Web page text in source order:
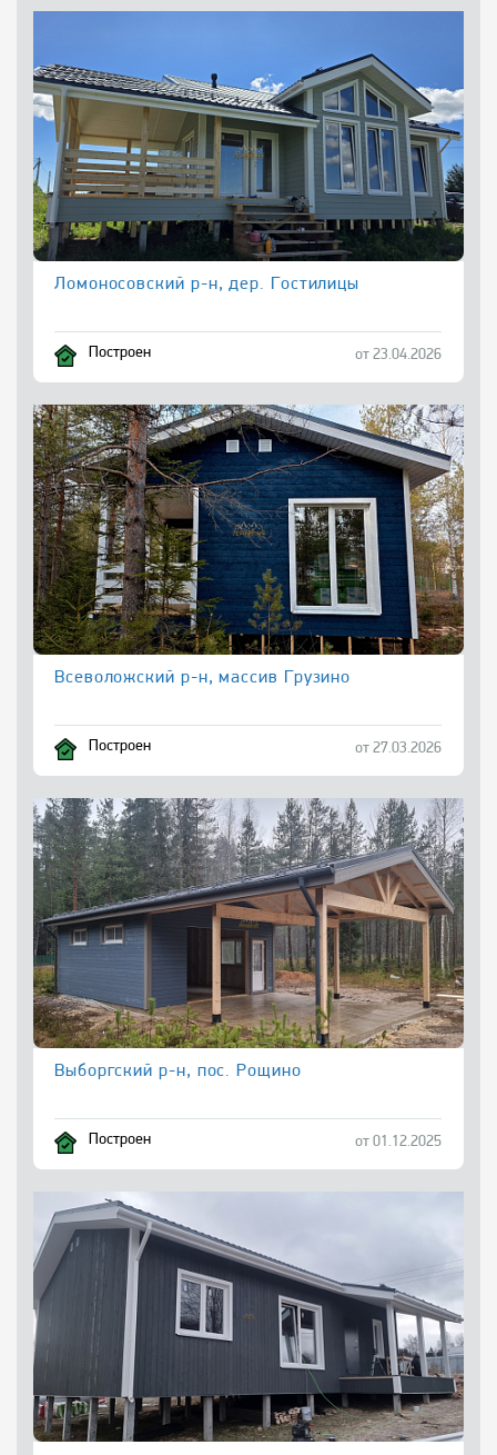
Ломоносовский р-н, дер. Гостилицы
Построен от 23.04.2026
Всеволожский р-н, массив Грузино
Построен от 27.03.2026
Выборгский р-н, пос. Рощино
Построен от 01.12.2025